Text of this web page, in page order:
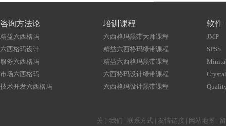
咨询方法论
精益六西格玛
六西格玛设计
服务六西格玛
市场六西格玛
技术开发六西格玛
培训课程
六西格玛黑带大师课程
精益六西格玛绿带课程
精益六西格玛黑带课程
六西格玛设计绿带课程
六西格玛设计黑带课程
软件
JMP
SPSS
关于我们 | 联系方式 | 友情链接 | 网站地图 |